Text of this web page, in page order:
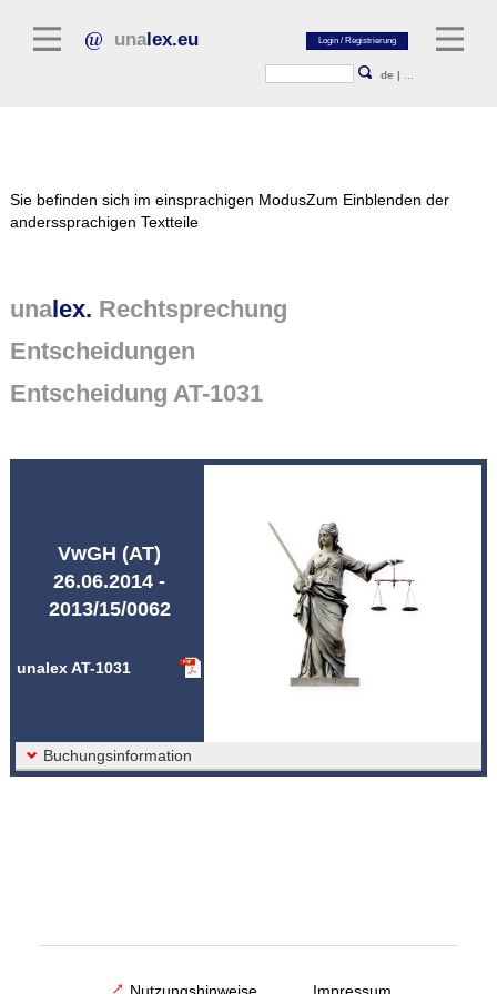
unalex.eu
de |
Normtexte
Rechtsprechung
Sie befinden sich im einsprachigen ModusZum Einblenden der
anderssprachigen Textteile
unalex. Rechtsprechung
Entscheidungen
Entscheidung AT-1031
VwGH (AT)
26.06.2014 -
2013/15/0062
unalex AT-1031
Buchungsinformation
Nutzungshinweise Impressum